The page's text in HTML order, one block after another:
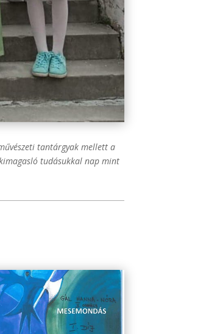
tantárgyak mellett a
tudásukkal nap mint